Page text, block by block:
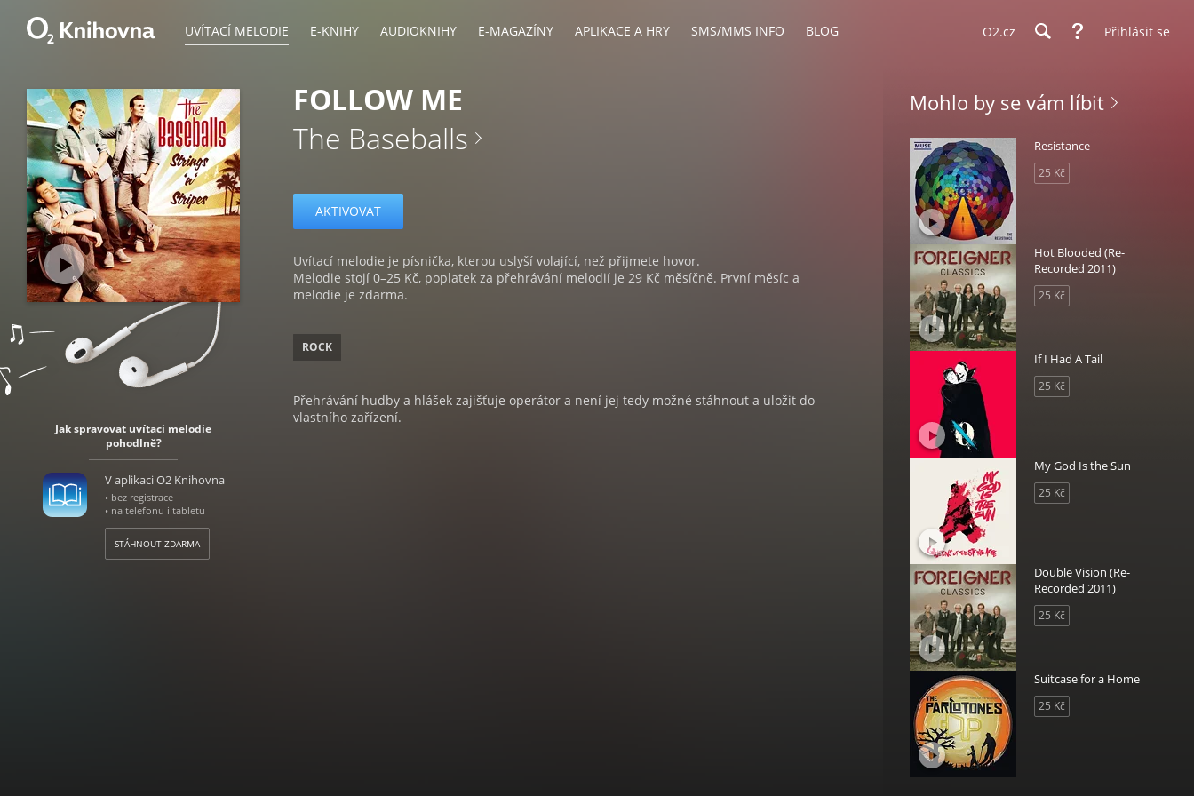
UVÍTACÍ MELODIE E-KNIHY AUDIOKNIHY E-MAGAZÍNY APLIKACE A HRY SMS/MMS INFO BLOG O2.cz Přihlásit se
Jak spravovat uvítaci melodie
pohodlně?
V aplikaci O2 Knihovna
• bez registrace
• na telefonu i tabletu
STÁHNOUT ZDARMA
FOLLOW ME
The Baseballs
AKTIVOVAT
Uvítací melodie je písnička, kterou uslyší volající, než přijmete hovor.
Melodie stojí 0–25 Kč, poplatek za přehrávání melodií je 29 Kč měsíčně. První měsíc a
melodie je zdarma.
ROCK
Přehrávání hudby a hlášek zajišťuje operátor a není jej tedy možné stáhnout a uložit do
vlastního zařízení.
Mohlo by se vám líbit
Resistance
25 Kč
Hot Blooded (Re-
Recorded 2011)
25 Kč
If I Had A Tail
25 Kč
My God Is the Sun
25 Kč
Double Vision (Re-
Recorded 2011)
25 Kč
Suitcase for a Home
25 Kč